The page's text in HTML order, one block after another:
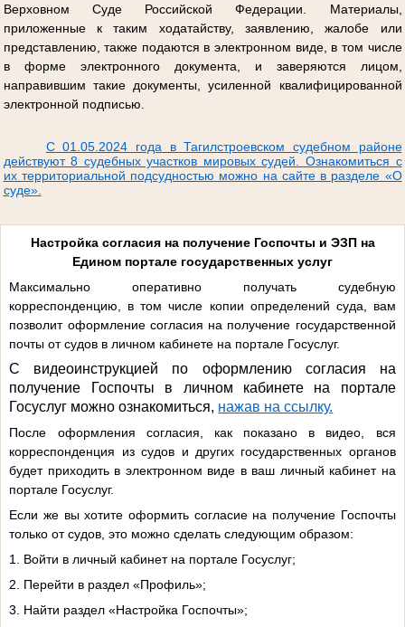
Верховном Суде Российской Федерации. Материалы,
приложенные к таким ходатайству, заявлению, жалобе или
представлению, также подаются в электронном виде, в том числе
в форме электронного документа, и заверяются лицом,
направившим такие документы, усиленной квалифицированной
электронной подписью.
С 01.05.2024 года в Тагилстроевском судебном районе
действуют 8 судебных участков мировых судей. Ознакомиться с
их территориальной подсудностью можно на сайте в разделе «О
суде».
Настройка согласия на получение Госпочты и ЭЗП на
Едином портале государственных услуг
Максимально оперативно получать судебную
корреспонденцию, в том числе копии определений суда, вам
позволит оформление согласия на получение государственной
почты от судов в личном кабинете на портале Госуслуг.
С видеоинструкцией по оформлению согласия на
получение Госпочты в личном кабинете на портале
Госуслуг можно ознакомиться, нажав на ссылку.
После оформления согласия, как показано в видео, вся
корреспонденция из судов и других государственных органов
будет приходить в электронном виде в ваш личный кабинет на
портале Госуслуг.
Если же вы хотите оформить согласие на получение Госпочты
только от судов, это можно сделать следующим образом:
1. Войти в личный кабинет на портале Госуслуг;
2. Перейти в раздел «Профиль»;
3. Найти раздел «Настройка Госпочты»;